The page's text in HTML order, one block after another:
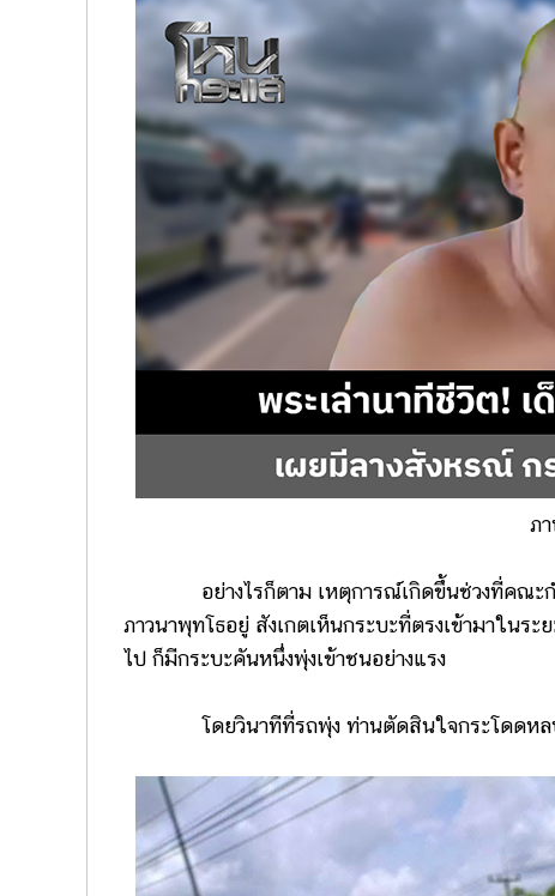
ภ
อย่างไรก็ตาม เหตุการณ์เกิดขึ้นช่วงที่คณะกำลั
ภาวนาพุทโธอยู่ สังเกตเห็นกระบะที่ตรงเข้ามาในร
ไป ก็มีกระบะคันหนึ่งพุ่งเข้าชนอย่างแรง
โดยวินาทีที่รถพุ่ง ท่านตัดสินใจกระโดดหลบเ